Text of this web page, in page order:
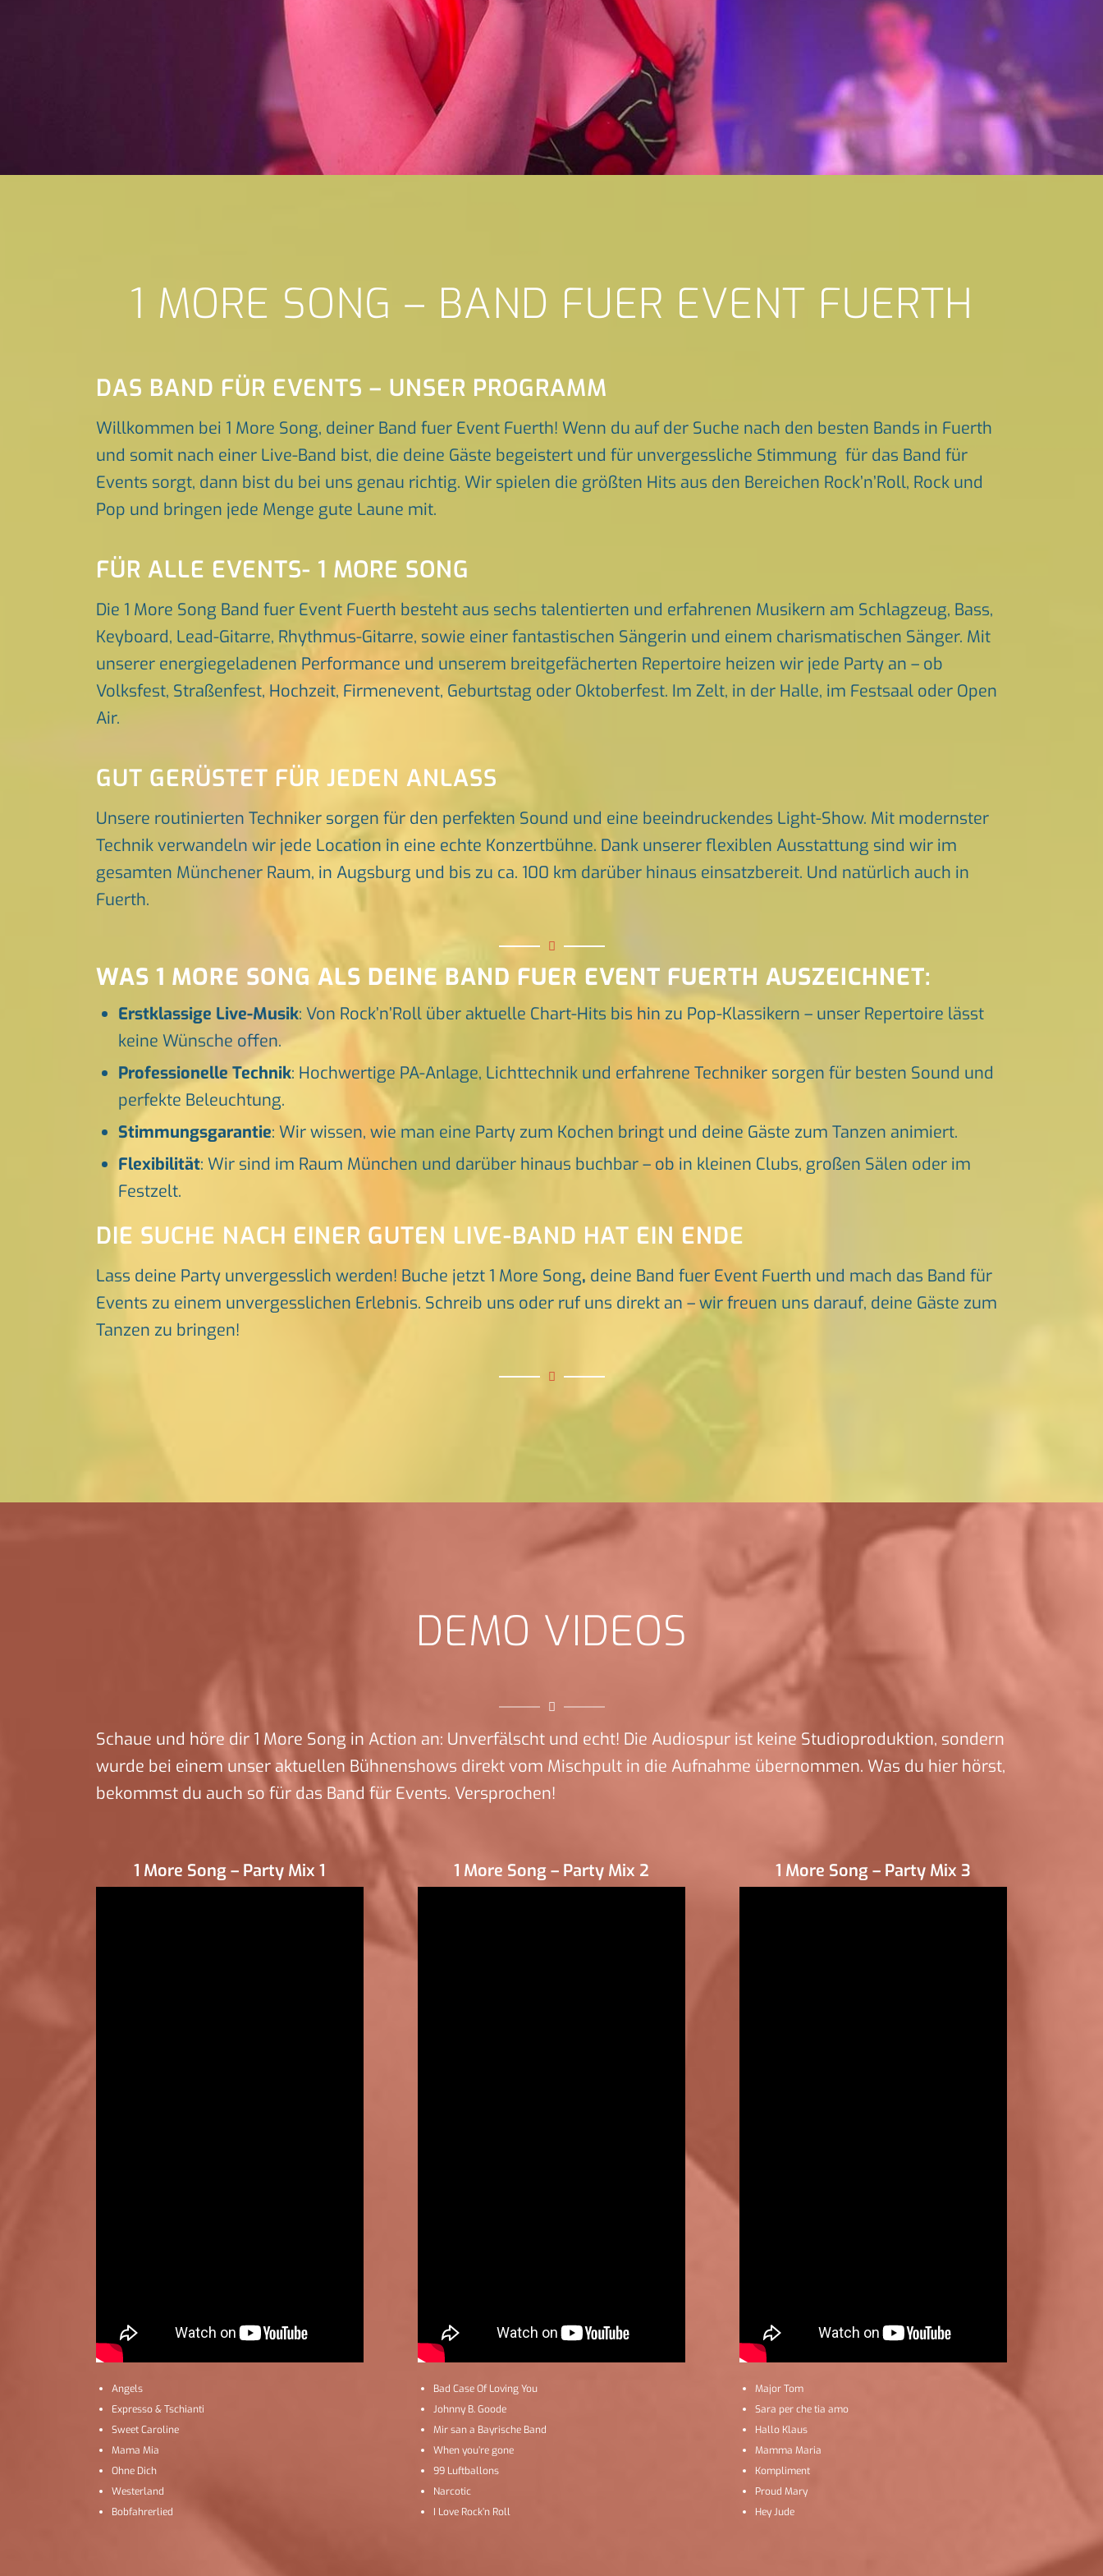
1 MORE SONG – BAND FUER EVENT FUERTH
DAS BAND FÜR EVENTS – UNSER PROGRAMM
Willkommen bei 1 More Song, deiner Band fuer Event Fuerth! Wenn du auf der Suche nach den besten Bands in Fuerth
und somit nach einer Live-Band bist, die deine Gäste begeistert und für unvergessliche Stimmung für das Band für
Events sorgt, dann bist du bei uns genau richtig. Wir spielen die größten Hits aus den Bereichen Rock’n’Roll, Rock und
Pop und bringen jede Menge gute Laune mit.
FÜR ALLE EVENTS- 1 MORE SONG
Die 1 More Song Band fuer Event Fuerth besteht aus sechs talentierten und erfahrenen Musikern am Schlagzeug, Bass,
Keyboard, Lead-Gitarre, Rhythmus-Gitarre, sowie einer fantastischen Sängerin und einem charismatischen Sänger. Mit
unserer energiegeladenen Performance und unserem breitgefächerten Repertoire heizen wir jede Party an – ob
Volksfest, Straßenfest, Hochzeit, Firmenevent, Geburtstag oder Oktoberfest. Im Zelt, in der Halle, im Festsaal oder Open
Air.
GUT GERÜSTET FÜR JEDEN ANLASS
Unsere routinierten Techniker sorgen für den perfekten Sound und eine beeindruckendes Light-Show. Mit modernster
Technik verwandeln wir jede Location in eine echte Konzertbühne. Dank unserer flexiblen Ausstattung sind wir im
gesamten Münchener Raum, in Augsburg und bis zu ca. 100 km darüber hinaus einsatzbereit. Und natürlich auch in
Fuerth.
WAS 1 MORE SONG ALS DEINE BAND FUER EVENT FUERTH AUSZEICHNET:
Erstklassige Live-Musik: Von Rock’n’Roll über aktuelle Chart-Hits bis hin zu Pop-Klassikern – unser Repertoire lässt
keine Wünsche offen.
Professionelle Technik: Hochwertige PA-Anlage, Lichttechnik und erfahrene Techniker sorgen für besten Sound und
perfekte Beleuchtung.
Stimmungsgarantie: Wir wissen, wie man eine Party zum Kochen bringt und deine Gäste zum Tanzen animiert.
Flexibilität: Wir sind im Raum München und darüber hinaus buchbar – ob in kleinen Clubs, großen Sälen oder im
Festzelt.
DIE SUCHE NACH EINER GUTEN LIVE-BAND HAT EIN ENDE
Lass deine Party unvergesslich werden! Buche jetzt 1 More Song, deine Band fuer Event Fuerth und mach das Band für
Events zu einem unvergesslichen Erlebnis. Schreib uns oder ruf uns direkt an – wir freuen uns darauf, deine Gäste zum
Tanzen zu bringen!
DEMO VIDEOS
Schaue und höre dir 1 More Song in Action an: Unverfälscht und echt! Die Audiospur ist keine Studioproduktion, sondern
wurde bei einem unser aktuellen Bühnenshows direkt vom Mischpult in die Aufnahme übernommen. Was du hier hörst,
bekommst du auch so für das Band für Events. Versprochen!
1 More Song – Party Mix 1
Angels
Expresso & Tschianti
Sweet Caroline
Mama Mia
Ohne Dich
Westerland
Bobfahrerlied
1 More Song – Party Mix 2
Bad Case Of Loving You
Johnny B. Goode
Mir san a Bayrische Band
When you’re gone
99 Luftballons
Narcotic
I Love Rock’n Roll
1 More Song – Party Mix 3
Major Tom
Sara per che tia amo
Hallo Klaus
Mamma Maria
Kompliment
Proud Mary
Hey Jude